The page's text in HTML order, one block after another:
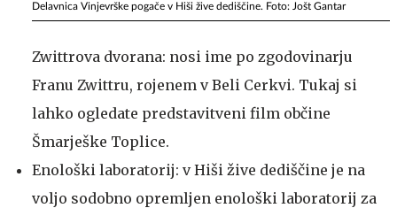
Delavnica Vinjevrške pogače v Hiši žive dediščine. Foto: Jošt Gantar
Zwittrova dvorana: nosi ime po zgodovinarju
Franu Zwittru, rojenem v Beli Cerkvi. Tukaj si
lahko ogledate predstavitveni film občine
Šmarješke Toplice.
Enološki laboratorij: v Hiši žive dediščine je na
voljo sodobno opremljen enološki laboratorij za